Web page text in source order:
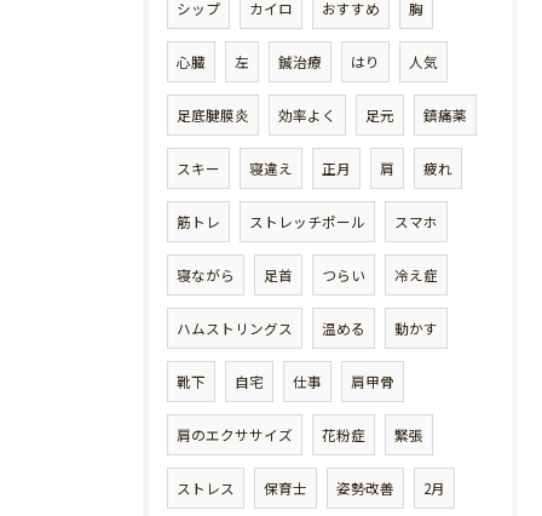
シップ カイロ おすすめ 胸
心臓 左 鍼治療 はり 人気
足底腱膜炎 効率よく 足元 鎮痛薬
スキー 寝違え 正月 肩 疲れ
筋トレ ストレッチポール スマホ
寝ながら 足首 つらい 冷え症
ハムストリングス 温める 動かす
靴下 自宅 仕事 肩甲骨
肩のエクササイズ 花粉症 緊張
ストレス 保育士 姿勢改善 2月